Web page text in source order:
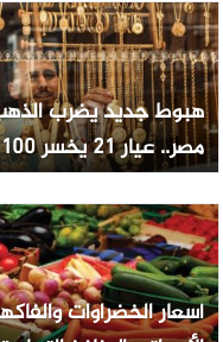
هبوط جديد يضرب
مصر.. عيار 21 يخسر 100 جنيه
أسعار الخضراوات